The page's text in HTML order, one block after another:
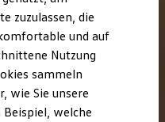
AC
zuzulassen, die
und auf
Nutzung
sammeln
wie Sie unsere
welche